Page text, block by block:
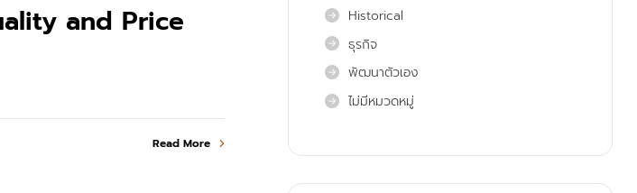
and Price
Read More
Historical
ธุรกิจ
พัฒนาตัวเอง
ไม่มีหมวดหมู่